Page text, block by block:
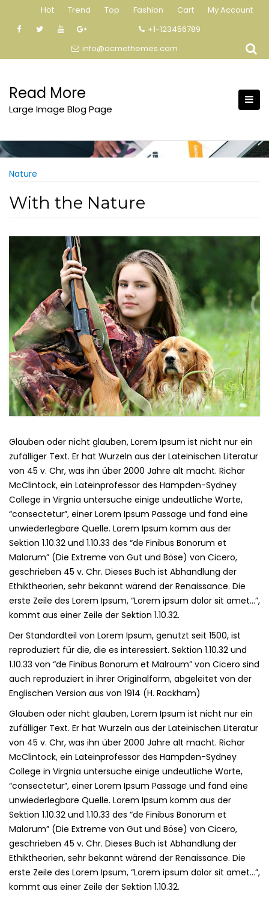
content
Hot Trend Top Fashion Cart
My Account
+1-123456789
info@acmethemes.com
Read More
Large Image Blog Page
Nature
With the Nature
Glauben oder nicht glauben, Lorem Ipsum ist nicht nur ein
zufälliger Text. Er hat Wurzeln aus der Lateinischen Literatur
von 45 v. Chr, was ihn über 2000 Jahre alt macht. Richar
McClintock, ein Lateinprofessor des Hampden-Sydney
College in Virgnia untersuche einige undeutliche Worte,
“consectetur”, einer Lorem Ipsum Passage und fand eine
unwiederlegbare Quelle. Lorem Ipsum komm aus der
Sektion 1.10.32 und 1.10.33 des “de Finibus Bonorum et
Malorum” (Die Extreme von Gut und Böse) von Cicero,
geschrieben 45 v. Chr. Dieses Buch ist Abhandlung der
Ethiktheorien, sehr bekannt wärend der Renaissance. Die
erste Zeile des Lorem Ipsum, “Lorem ipsum dolor sit amet…”,
kommt aus einer Zeile der Sektion 1.10.32.
Der Standardteil von Lorem Ipsum, genutzt seit 1500, ist
reproduziert für die, die es interessiert. Sektion 1.10.32 und
1.10.33 von “de Finibus Bonorum et Malroum” von Cicero sind
auch reproduziert in ihrer Originalform, abgeleitet von der
Englischen Version aus von 1914 (H. Rackham)
Glauben oder nicht glauben, Lorem Ipsum ist nicht nur ein
zufälliger Text. Er hat Wurzeln aus der Lateinischen Literatur
von 45 v. Chr, was ihn über 2000 Jahre alt macht. Richar
McClintock, ein Lateinprofessor des Hampden-Sydney
College in Virgnia untersuche einige undeutliche Worte,
“consectetur”, einer Lorem Ipsum Passage und fand eine
unwiederlegbare Quelle. Lorem Ipsum komm aus der
Sektion 1.10.32 und 1.10.33 des “de Finibus Bonorum et
Malorum” (Die Extreme von Gut und Böse) von Cicero,
geschrieben 45 v. Chr. Dieses Buch ist Abhandlung der
Ethiktheorien, sehr bekannt wärend der Renaissance. Die
erste Zeile des Lorem Ipsum, “Lorem ipsum dolor sit amet…”,
kommt aus einer Zeile der Sektion 1.10.32.